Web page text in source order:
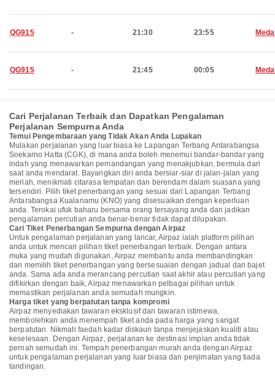
QG915 - 21:30 23:55
QG915 - 21:45 00:05
Cari Perjalanan Terbaik dan Dapatkan Pengalaman
Perjalanan Sempurna Anda
Temui Pengembaraan yang Tidak Akan Anda Lupakan
Mulakan perjalanan yang luar biasa ke Lapangan Terbang Antarabangsa
Soekarno Hatta (CGK), di mana anda boleh menemui bandar-bandar yang
indah yang menawarkan pemandangan yang menakjubkan, bermula dari
saat anda mendarat. Bayangkan diri anda bersiar-siar di jalan-jalan yang
meriah, menikmati citarasa tempatan dan berendam dalam suasana yang
tersendiri. Pilih tiket penerbangan yang sesuai dari Lapangan Terbang
Antarabangsa Kualanamu (KNO) yang disesuaikan dengan keperluan
anda. Terokai ufuk baharu bersama orang tersayang anda dan jadikan
pengalaman percutian anda benar-benar tidak dapat dilupakan.
Cari Tiket Penerbangan Sempurna dengan Airpaz
Untuk pengalaman perjalanan yang lancar, Airpaz ialah platform pilihan
anda untuk mencari pilihan tiket penerbangan terbaik. Dengan antara
muka yang mudah digunakan, Airpaz membantu anda membandingkan
dan memilih tiket penerbangan yang bersesuaian dengan jadual dan bajet
anda. Sama ada anda merancang percutian saat akhir atau percutian yang
difikirkan dengan baik, Airpaz menawarkan pelbagai pilihan untuk
memastikan perjalanan anda semudah mungkin.
Harga tiket yang berpatutan tanpa kompromi
Airpaz menyediakan tawaran eksklusif dan tawaran istimewa,
membolehkan anda menempah tiket anda pada harga yang sangat
berpatutan. Nikmati faedah kadar diskaun tanpa menjejaskan kualiti atau
keselesaan. Dengan Airpaz, perjalanan ke destinasi impian anda tidak
pernah semudah ini. Tempah penerbangan murah anda dengan Airpaz
untuk pengalaman perjalanan yang luar biasa dan penjimatan yang tiada
tandingan.